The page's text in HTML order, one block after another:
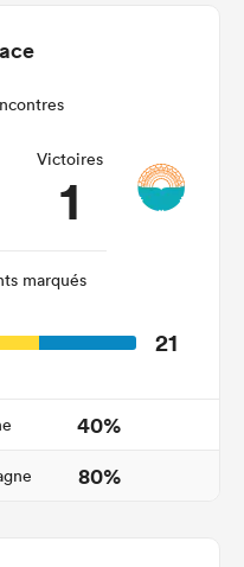
Victoires
1
marqués
21
40%
80%